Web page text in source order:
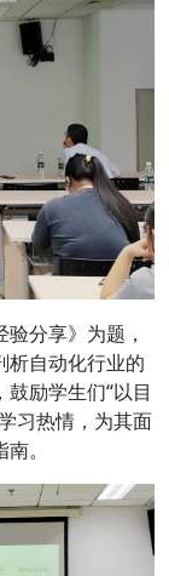
分享》为题，
析自动化行业的
励学生们“以目
习热情，为其面
。